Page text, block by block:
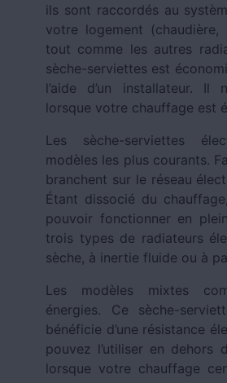
ils sont raccordés au
votre logement (chaudière,
tout comme les autres
sèche-serviettes est
l’aide d’un installateur. Il
lorsque votre chauffage est
Les sèche-serviettes
modèles les plus courants.
branchent sur le réseau
Étant dissocié du
pouvoir fonctionner en
trois types de radiateurs
sèche, à inertie fluide ou à
Les modèles mixtes
énergies. Ce sèche-
bénéficie d’une résistance
pouvez l’utiliser en dehors
lorsque votre chauffage